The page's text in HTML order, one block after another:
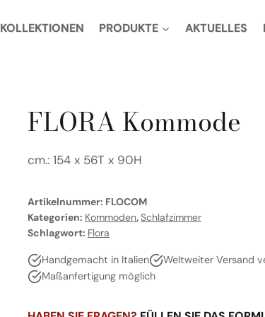
KOLLEKTIONEN PRODUKTE AKTUELLES
FLORA Kommode
cm.: 154 x 56T x 90H
Artikelnummer: FLOCOM
Kategorien: Kommoden,Schlafzimmer
Schlagwort: Flora
Handgemacht in Italien
Weltweiter Versand
Maßanfertigung möglich